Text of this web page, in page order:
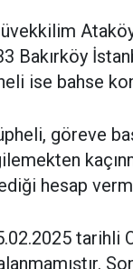
Bakırköy
ise bahse
göreve
hesap
tarihli